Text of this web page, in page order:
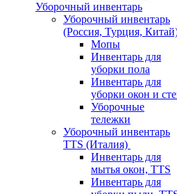
Уборочный инвентарь
Уборочный инвентарь
(Россия, Турция,
Мопы
Инвентарь для
уборки пола
Инвентарь для
уборки окон и
Уборочные
тележки
Уборочный инвентарь
TTS (Италия)
Инвентарь для
мытья окон, TTS
Инвентарь для